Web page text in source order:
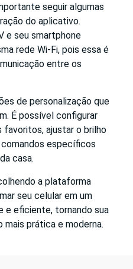
seguir algumas
do aplicativo.
e seu smartphone
rede Wi-Fi, pois essa é
entre os
de personalização que
É possível configurar
favoritos, ajustar o brilho
específicos
casa.
a plataforma
seu celular em um
eficiente, tornando sua
prática e moderna.